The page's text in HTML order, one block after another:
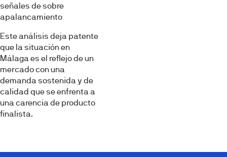
señales de sobre
apalancamiento
Este análisis deja patente
que la situación en
Málaga es el reflejo de un
mercado con una
demanda sostenida y de
calidad que se enfrenta a
una carencia de producto
finalista.